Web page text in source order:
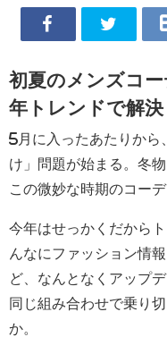
初夏のメンズコ
年トレンドで解決
5月に入ったあたりから
け」問題が始まる。冬
この微妙な時期のコー
今年はせっかくだから
んなにファッション情
ど、なんとなくアップ
同じ組み合わせで乗り
か。